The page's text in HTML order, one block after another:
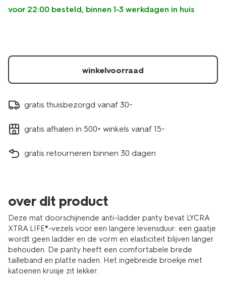
voor 22:00 besteld, binnen 1-3 werkdagen in huis
winkelvoorraad
gratis thuisbezorgd vanaf 30.-
gratis afhalen in 500+ winkels vanaf 15.-
gratis retourneren binnen 30 dagen
over dit product
Deze mat doorschijnende anti-ladder panty bevat LYCRA
XTRA LIFE®-vezels voor een langere levensduur: een gaatje
wordt geen ladder en de vorm en elasticiteit blijven langer
behouden. De panty heeft een comfortabele brede
tailleband en platte naden. Het ingebreide broekje met
katoenen kruisje zit lekker.